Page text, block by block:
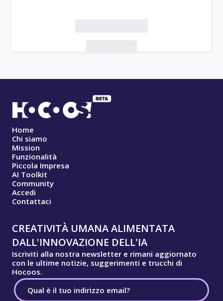
Home
Chi siamo
Mission
Funzionalità
Piccola Impresa
AI Toolkit
Community
Accedi
Contattaci
CREATIVITÀ UMANA ALIMENTATA
DALL'INNOVAZIONE DELL'IA
Iscriviti alla nostra newsletter e rimani aggiornato
con le ultime notizie, suggerimenti e trucchi di
Hocoos.